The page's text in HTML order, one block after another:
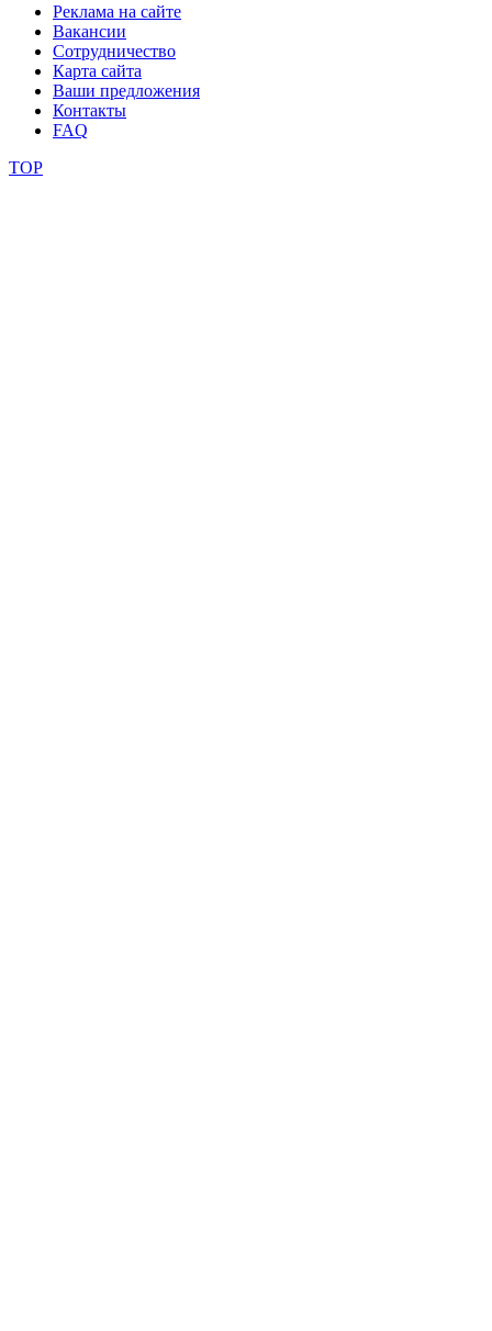
Реклама на сайте
Вакансии
Сотрудничество
Карта сайта
Ваши предложения
Контакты
FAQ
TOP